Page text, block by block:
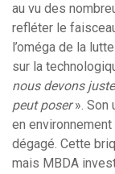
au vu des
refléter le
l’oméga de la
sur la
nous devons
peut poser». Son
en
dégagé. Cette
mais MBDA